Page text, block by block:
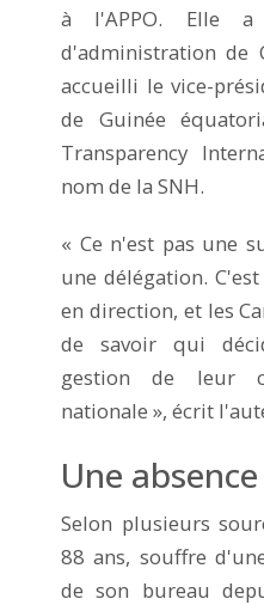
à l'APPO. Elle a
d'administration de
accueilli le vice-
de Guinée
Transparency
nom de la SNH.
« Ce n'est pas une
une délégation.
en direction, et les
de savoir qui
gestion de leur
nationale », écrit
Une
Selon plusieurs
88 ans, souffre
de son bureau